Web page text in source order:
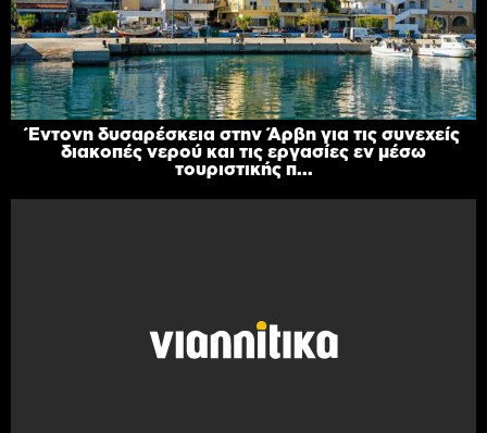
Έντονη δυσαρέσκεια στην Άρβη για τις συνεχείς
διακοπές νερού και τις εργασίες εν μέσω
τουριστικής π...